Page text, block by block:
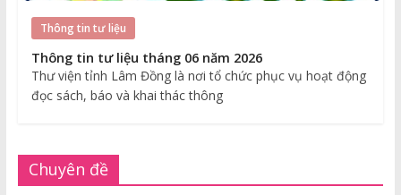
Thông tin tư liệu
Thông tin tư liệu tháng 06 năm 2026
Thư viện tỉnh Lâm Đồng là nơi tổ chức phục vụ hoạt động
đọc sách, báo và khai thác thông
Chuyên đề